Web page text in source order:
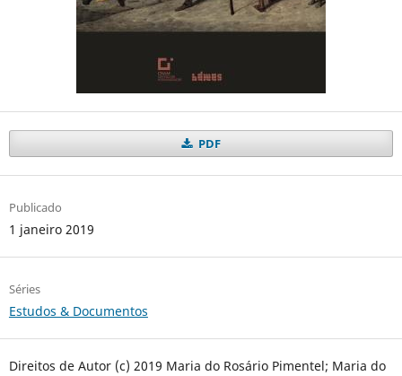
PDF
Publicado
1 janeiro 2019
Séries
Estudos & Documentos
Direitos de Autor (c) 2019 Maria do Rosário Pimentel; Maria do